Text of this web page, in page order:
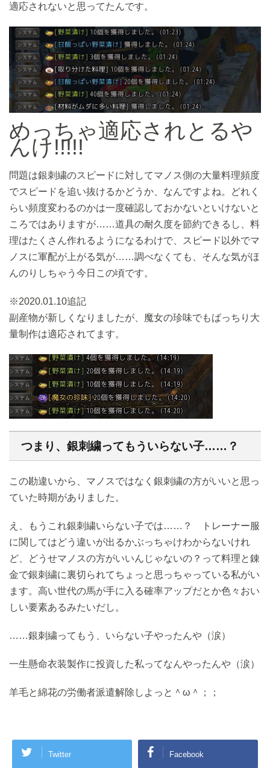
適応されないと思ってたんです。
めっちゃ適応されとるや
んけ!!!!!
問題は銀刺繍のスピードに対してマノス側の大量料理頻度
でスピードを追い抜けるかどうか、なんですよね。どれく
らい頻度変わるのかは一度確認しておかないといけないと
ころではありますが……道具の耐久度を節約できるし、料
理はたくさん作れるようになるわけで、スピード以外でマ
ノスに軍配が上がる気が……調べなくても、そんな気がほ
んのりしちゃう今日この頃です。
※2020.01.10追記
副産物が新しくなりましたが、魔女の珍味でもばっちり大
量制作は適応されてます。
つまり、銀刺繍ってもういらない子……？
この勘違いから、マノスではなく銀刺繍の方がいいと思っ
ていた時期がありました。
え、もうこれ銀刺繍いらない子では……？ トレーナー服
に関してはどう違いが出るかぶっちゃけわからないけれ
ど、どうせマノスの方がいいんじゃないの？って料理と錬
金で銀刺繍に裏切られてちょっと思っちゃっている私がい
ます。高い世代の馬が手に入る確率アップだとか色々おい
しい要素あるみたいだし。
……銀刺繍ってもう、いらない子やったんや（涙）
一生懸命衣装製作に投資した私ってなんやったんや（涙）
羊毛と綿花の労働者派遣解除しよっと＾ω＾；；
Twitter Facebook